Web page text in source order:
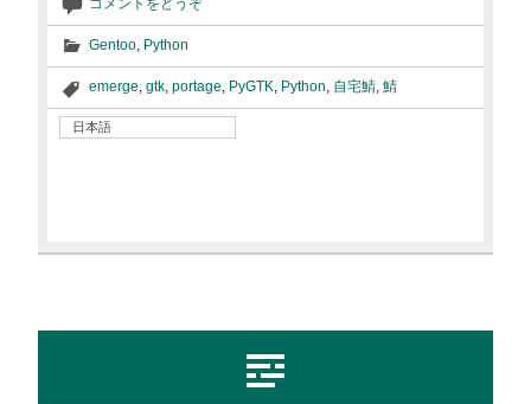
コメントをどうぞ
Gentoo, Python
emerge, gtk, portage, PyGTK, Python, 自宅鯖, 鯖
日本語